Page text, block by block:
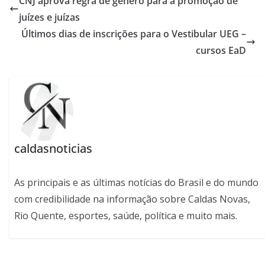
juízes e juízas
Últimos dias de inscrições para o Vestibular UEG –
cursos EaD
caldasnoticias
As principais e as últimas notícias do Brasil e do mundo
com credibilidade na informação sobre Caldas Novas,
Rio Quente, esportes, saúde, política e muito mais.